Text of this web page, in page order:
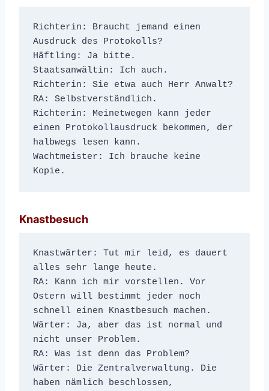
Richterin: Braucht jemand einen
Ausdruck des Protokolls?
Häftling: Ja bitte.
Staatsanwältin: Ich auch.
Richterin: Sie etwa auch Herr Anwalt?
RA: Selbstverständlich.
Richterin: Meinetwegen kann jeder
einen Protokollausdruck bekommen, der
halbwegs lesen kann.
Wachtmeister: Ich brauche keine
Kopie.
Knastbesuch
Knastwärter: Tut mir leid, es dauert
alles sehr lange heute.
RA: Kann ich mir vorstellen. Vor
Ostern will bestimmt jeder noch
schnell einen Knastbesuch machen.
Wärter: Ja, aber das ist normal und
nicht unser Problem.
RA: Was ist denn das Problem?
Wärter: Die Zentralverwaltung. Die
haben nämlich beschlossen,